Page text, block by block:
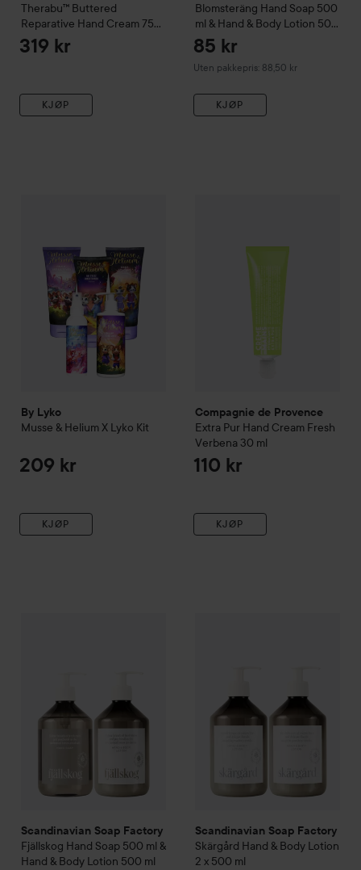
Therabu™ Buttered
Reparative ​Hand Cream75
ml
319 kr
KJØP
Blomsteräng Hand Soap 500
ml & Hand & Body Lotion 500
ml
85 kr
Uten pakkepris: 88,50 kr
KJØP
By Lyko
Musse & HeliumX Lyko Kit
209 kr
KJØP
Compagnie de Provence
Extra Pur Hand Cream Fresh
Verbena 30 ml
110 kr
KJØP
Scandinavian Soap Factory
Fjällskog Hand Soap 500 ml &
Hand & Body Lotion 500 ml
Scandinavian Soap Factory
Skärgård Hand & Body Lotion
2 x 500 ml